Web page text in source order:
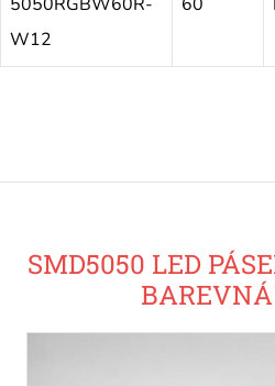
W12
SMD5050 LED